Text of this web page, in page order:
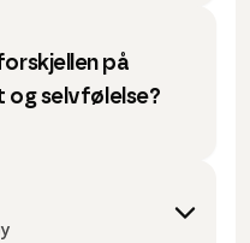
på
og selvfølelse?